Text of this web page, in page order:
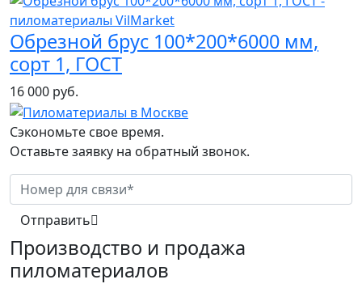
Обрезной брус 100*200*6000 мм,
сорт 1, ГОСТ
16 000 руб.
Сэкономьте свое время.
Оставьте заявку на обратный звонок.
Отправить
Производство и продажа
пиломатериалов